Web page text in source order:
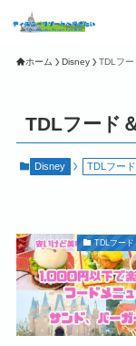
ホーム Disney TDLフー
TDLフード
Disney TDLフー
TDLフー